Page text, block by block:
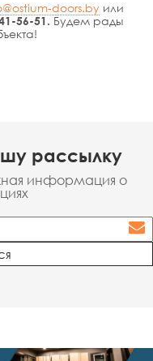
doors.by или
56-51. Будем рады
рассылку
информация о